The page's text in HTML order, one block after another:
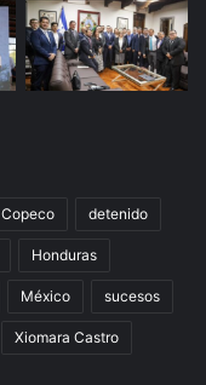
Copeco detenido
Honduras
México sucesos
Xiomara Castro